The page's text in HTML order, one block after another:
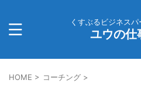
くすぶるビジネス
ユウの仕
HOME > コーチング >